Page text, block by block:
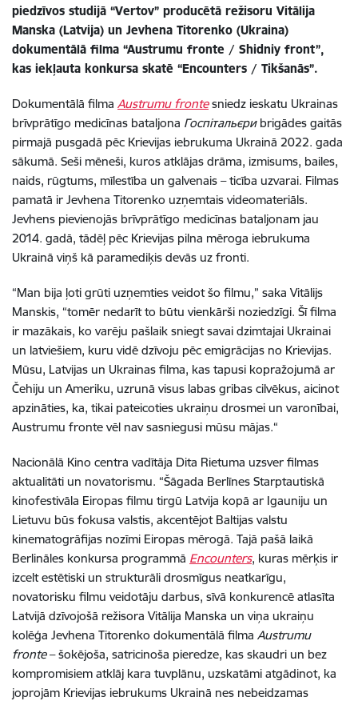
piedzīvos studijā “Vertov” producētā režisoru Vitālija
Manska (Latvija) un Jevhena Titorenko (Ukraina)
dokumentālā filma “Austrumu fronte / Shidniy front”,
kas iekļauta konkursa skatē “Encounters / Tikšanās”.
Dokumentālā filma Austrumu frontesniedz ieskatu Ukrainas
brīvprātīgo medicīnas bataljona Госпітальєриbrigādes gaitās
pirmajā pusgadā pēc Krievijas iebrukuma Ukrainā 2022. gada
sākumā. Seši mēneši, kuros atklājas drāma, izmisums, bailes,
naids, rūgtums, mīlestība un galvenais – ticība uzvarai. Filmas
pamatā ir Jevhena Titorenko uzņemtais videomateriāls.
Jevhens pievienojās brīvprātīgo medicīnas bataljonam jau
2014. gadā, tādēļ pēc Krievijas pilna mēroga iebrukuma
Ukrainā viņš kā paramediķis devās uz fronti.
“Man bija ļoti grūti uzņemties veidot šo filmu,” saka Vitālijs
Manskis, “tomēr nedarīt to būtu vienkārši noziedzīgi. Šī filma
ir mazākais, ko varēju pašlaik sniegt savai dzimtajai Ukrainai
un latviešiem, kuru vidē dzīvoju pēc emigrācijas no Krievijas.
Mūsu, Latvijas un Ukrainas filma, kas tapusi kopražojumā ar
Čehiju un Ameriku, uzrunā visus labas gribas cilvēkus, aicinot
apzināties, ka, tikai pateicoties ukraiņu drosmei un varonībai,
Austrumu fronte vēl nav sasniegusi mūsu mājas.“
Nacionālā Kino centra vadītāja Dita Rietuma uzsver filmas
aktualitāti un novatorismu. “Šāgada Berlīnes Starptautiskā
kinofestivāla Eiropas filmu tirgū Latvija kopā ar Igauniju un
Lietuvu būs fokusa valstis, akcentējot Baltijas valstu
kinematogrāfijas nozīmi Eiropas mērogā. Tajā pašā laikā
Berlināles konkursa programmā Encounters, kuras mērķis ir
izcelt estētiski un strukturāli drosmīgus neatkarīgu,
novatorisku filmu veidotāju darbus, sīvā konkurencē atlasīta
Latvijā dzīvojošā režisora Vitālija Manska un viņa ukraiņu
kolēģa Jevhena Titorenko dokumentālā filma Austrumu
fronte– šokējoša, satricinoša pieredze, kas skaudri un bez
kompromisiem atklāj kara tuvplānu, uzskatāmi atgādinot, ka
joprojām Krievijas iebrukums Ukrainā nes nebeidzamas